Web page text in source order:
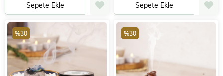
Sepete Ekle Sepete Ekle
%30 %30